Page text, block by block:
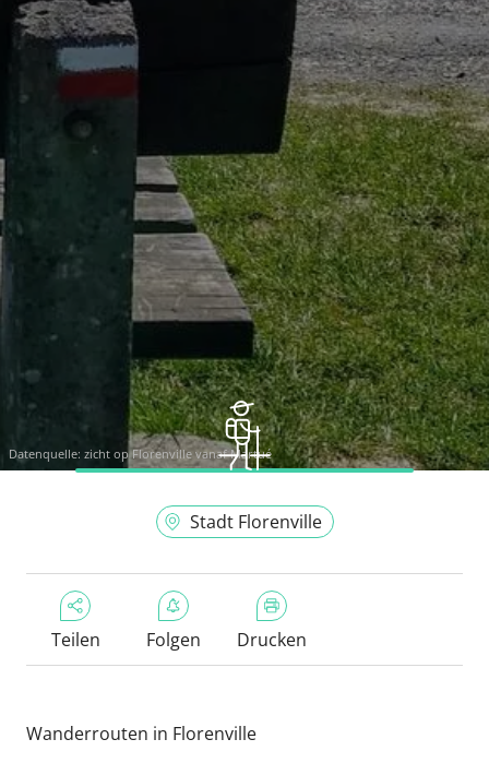
Datenquelle: zicht op Florenville vanaf Martué
Stadt Florenville
Teilen Folgen Drucken
Wanderrouten in Florenville